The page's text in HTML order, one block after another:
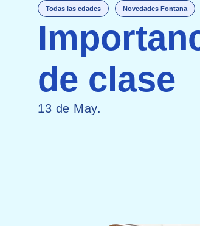
Todas las edades Novedades Fontana
de clase
13 de May.